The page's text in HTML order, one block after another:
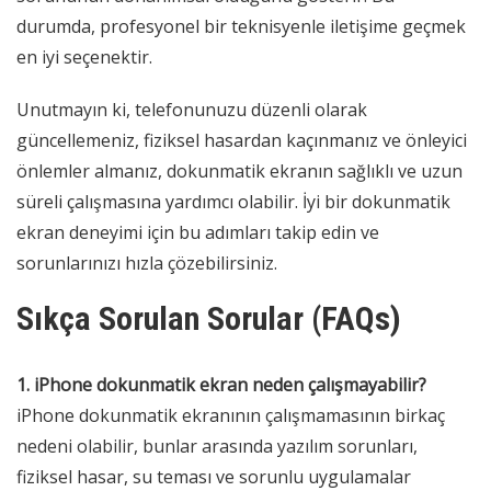
durumda, profesyonel bir teknisyenle iletişime geçmek
en iyi seçenektir.
Unutmayın ki, telefonunuzu düzenli olarak
güncellemeniz, fiziksel hasardan kaçınmanız ve önleyici
önlemler almanız, dokunmatik ekranın sağlıklı ve uzun
süreli çalışmasına yardımcı olabilir. İyi bir dokunmatik
ekran deneyimi için bu adımları takip edin ve
sorunlarınızı hızla çözebilirsiniz.
Sıkça Sorulan Sorular (FAQs)
1. iPhone dokunmatik ekran neden çalışmayabilir?
iPhone dokunmatik ekranının çalışmamasının birkaç
nedeni olabilir, bunlar arasında yazılım sorunları,
fiziksel hasar, su teması ve sorunlu uygulamalar